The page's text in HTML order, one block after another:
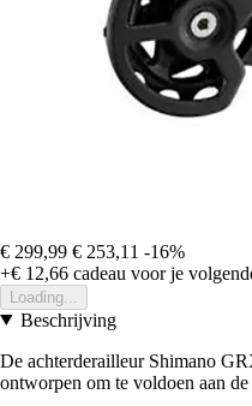
€ 299,99 € 253,11 -16%
+€ 12,66 cadeau voor je
Loading...
Beschrijving
De achterderailleur Shimano
ontworpen om te voldoen aan